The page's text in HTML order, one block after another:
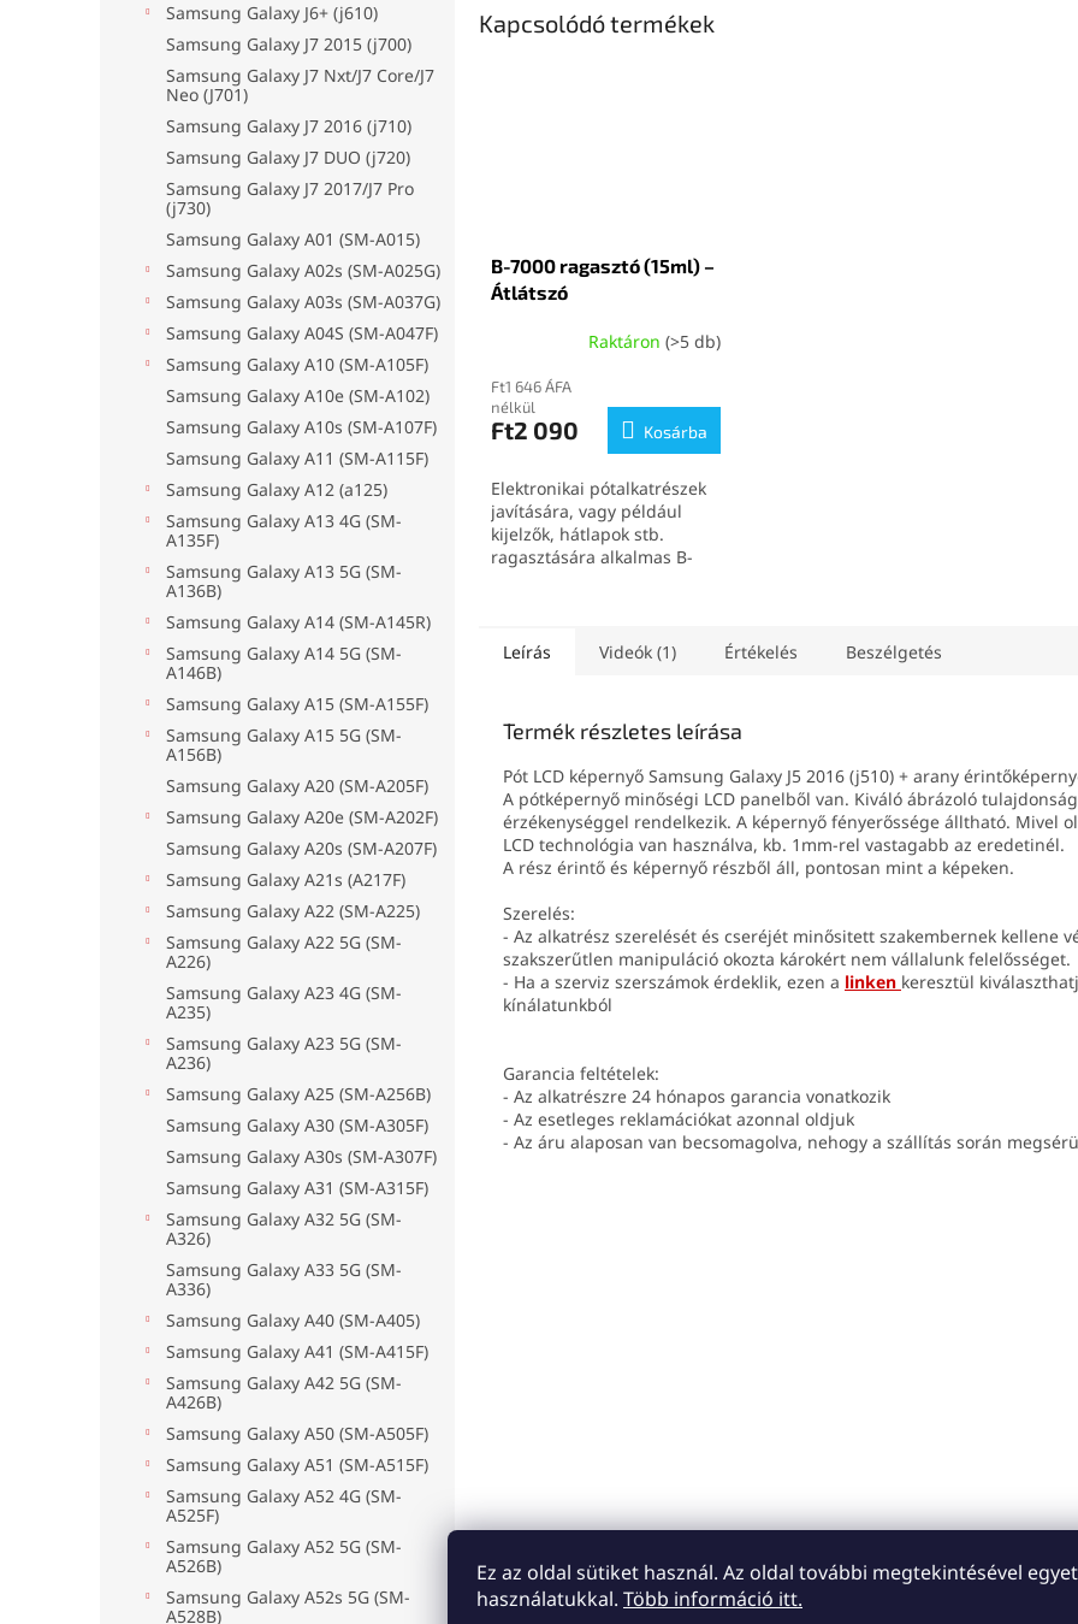
Ez az oldal sütiket használ. Az oldal további megtekintésével
használatukkal. Több információ itt.
Samsung Galaxy J6+ (j610)
Samsung Galaxy J7 2015 (j700)
Samsung Galaxy J7 Nxt/J7 Core/J7
Neo (J701)
Samsung Galaxy J7 2016 (j710)
Samsung Galaxy J7 DUO (j720)
Samsung Galaxy J7 2017/J7 Pro
(j730)
Samsung Galaxy A01 (SM-A015)
Samsung Galaxy A02s (SM-A025G)
Samsung Galaxy A03s (SM-A037G)
Samsung Galaxy A04S (SM-A047F)
Samsung Galaxy A10 (SM-A105F)
Samsung Galaxy A10e (SM-A102)
Samsung Galaxy A10s (SM-A107F)
Samsung Galaxy A11 (SM-A115F)
Samsung Galaxy A12 (a125)
Samsung Galaxy A13 4G (SM-
A135F)
Samsung Galaxy A13 5G (SM-
A136B)
Samsung Galaxy A14 (SM-A145R)
Samsung Galaxy A14 5G (SM-
A146B)
Samsung Galaxy A15 (SM-A155F)
Samsung Galaxy A15 5G (SM-
A156B)
Samsung Galaxy A20 (SM-A205F)
Samsung Galaxy A20e (SM-A202F)
Samsung Galaxy A20s (SM-A207F)
Samsung Galaxy A21s (A217F)
Samsung Galaxy A22 (SM-A225)
Samsung Galaxy A22 5G (SM-
A226)
Samsung Galaxy A23 4G (SM-
A235)
Samsung Galaxy A23 5G (SM-
A236)
Samsung Galaxy A25 (SM-A256B)
Samsung Galaxy A30 (SM-A305F)
Samsung Galaxy A30s (SM-A307F)
Samsung Galaxy A31 (SM-A315F)
Samsung Galaxy A32 5G (SM-
A326)
Samsung Galaxy A33 5G (SM-
A336)
Samsung Galaxy A40 (SM-A405)
Samsung Galaxy A41 (SM-A415F)
Samsung Galaxy A42 5G (SM-
A426B)
Samsung Galaxy A50 (SM-A505F)
Samsung Galaxy A51 (SM-A515F)
Samsung Galaxy A52 4G (SM-
A525F)
Samsung Galaxy A52 5G (SM-
A526B)
Samsung Galaxy A52s 5G (SM-
A528B)
Kapcsolódó termékek
B-7000 ragasztó (15ml) –
Átlátszó
Raktáron (>5 db)
Ft1 646 ÁFA
nélkül
Ft2 090 Kosárba
Elektronikai pótalkatrészek
javítására, vagy például
kijelzők, hátlapok stb.
ragasztására alkalmas B-
Leírás Videók (1) Értékelés Beszélgetés
Termék részletes leírása
Pót LCD képernyő Samsung Galaxy J5 2016 (j510) + arany
A pótképernyő minőségi LCD panelből van. Kiváló ábrázoló
érzékenységgel rendelkezik. A képernyő fényerőssége álltható. Mivel
LCD technológia van használva, kb. 1mm-rel vastagabb az eredetinél.
A rész érintő és képernyő részből áll, pontosan mint a képeken.
Szerelés:
- Az alkatrész szerelését és cseréjét minősitett szakembernek kellene
szakszerűtlen manipuláció okozta károkért nem vállalunk felelősséget.
- Ha a szerviz szerszámok érdeklik, ezen a linken keresztül
kínálatunkból
Garancia feltételek:
- Az alkatrészre 24 hónapos garancia vonatkozik
- Az esetleges reklamációkat azonnal oldjuk
- Az áru alaposan van becsomagolva, nehogy a szállítás során